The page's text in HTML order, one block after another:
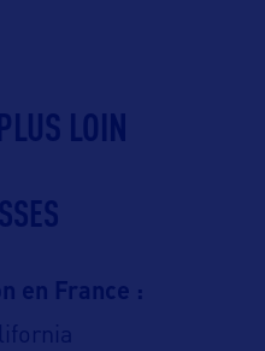
LOIN
en France :